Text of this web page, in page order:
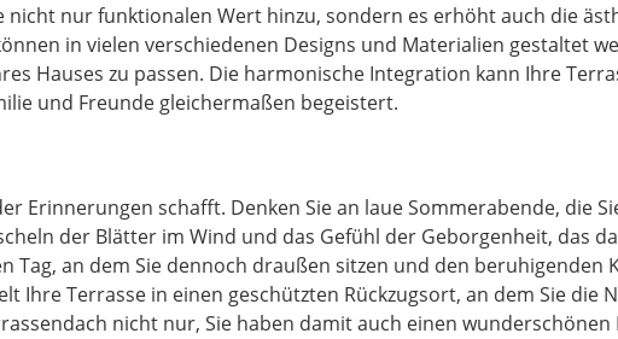
nur funktionalen Wert hinzu, sondern es erhöht auch die
in vielen verschiedenen Designs und Materialien gestaltet
Hauses zu passen. Die harmonische Integration kann Ihre
und Freunde gleichermaßen begeistert.
Erinnerungen schafft. Denken Sie an laue Sommerabende, die
der Blätter im Wind und das Gefühl der Geborgenheit, das
an dem Sie dennoch draußen sitzen und den beruhigenden
Ihre Terrasse in einen geschützten Rückzugsort, an dem Sie die
nicht nur, Sie haben damit auch einen wunderschönen